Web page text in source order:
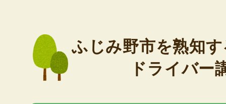
ふじみ野市を熟知
ドライバー